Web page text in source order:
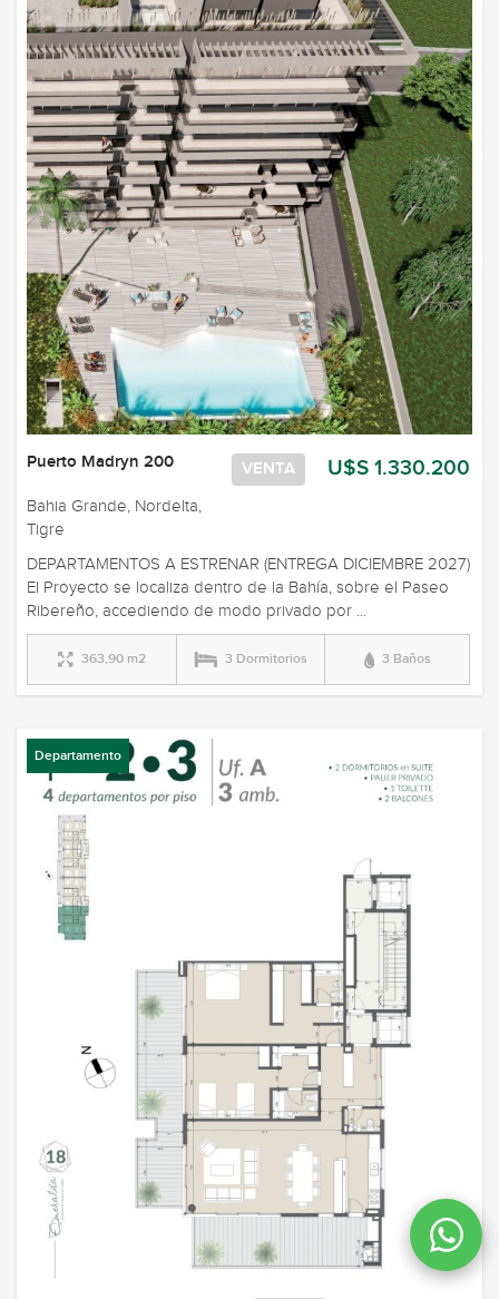
U$S 1.330.200
VENTA
Puerto Madryn 200
Bahia Grande, Nordelta,
Tigre
DEPARTAMENTOS A ESTRENAR (ENTREGA DICIEMBRE 2027)
El Proyecto se localiza dentro de la Bahía, sobre el Paseo
Ribereño, accediendo de modo privado por ...
363,90 m2 3 Dormitorios 3 Baños
Departamento